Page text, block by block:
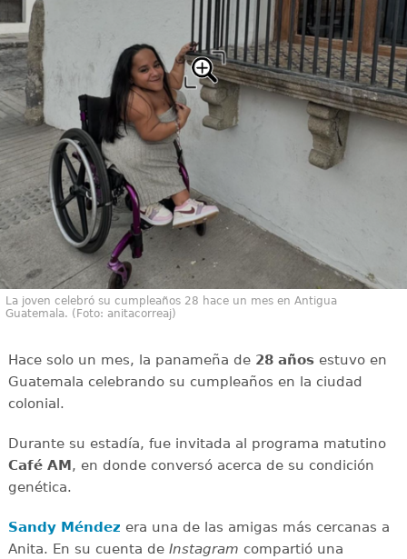
La joven celebró su cumpleaños 28 hace un mes en Antigua
Guatemala. (Foto: anitacorreaj)
Hace solo un mes, la panameña de 28 añosestuvo en
Guatemala celebrando su cumpleaños en la ciudad
colonial.
Durante su estadía, fue invitada al programa matutino
Café AM , en donde conversó acerca de su condición
genética.
Sandy Méndez era una de las amigas más cercanas a
Anita. En su cuenta de Instagram compartió una